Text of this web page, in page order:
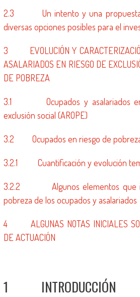
2.3 Un intento y una propuesta
diversas opciones posibles para el
3 EVOLUCIÓN Y
ASALARIADOS EN RIESGO DE
DE POBREZA
3.1 Ocupados y asalariados en
exclusión social (AROPE)
3.2 Ocupados en riesgo de
3.2.1 Cuantificación y evolución
3.2.2 Algunos elementos que
pobreza de los ocupados y asalariados
4 ALGUNAS NOTAS INICIALES
DE ACTUACIÓN
1 INTRODUCCIÓN